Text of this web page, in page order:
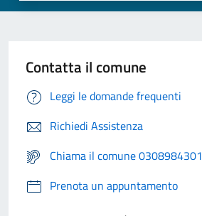
Contatta il comune
Leggi le domande frequenti
Richiedi Assistenza
Chiama il comune 0308984301
Prenota un appuntamento